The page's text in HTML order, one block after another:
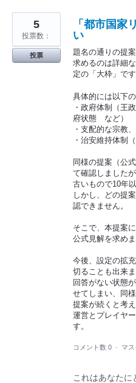
「都市国家
い
題名の通りの提案
求めるのは詳細
定の「大枠」です
具体的には以下
・政府体制（王
府状態 など）
・支配的な宗教
・治安維持体制
同様の提案（公
て確認しました
古いもので10年
しかし、どの提
認できません。
そこで、本提案
公式見解を求めま
今後、設定の拡
切ることも出来ま
回答がない状態
せてしまい、同
提案が続くと考え
運営とプレイヤ
す。
5
投票数：
投票
コメント数 0 · マス
これはあなたに